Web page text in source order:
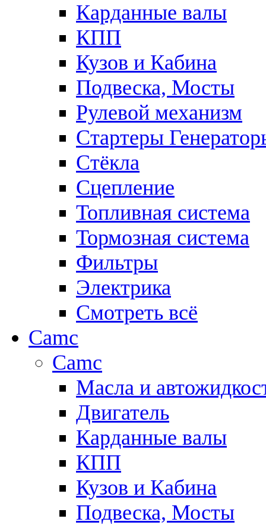
Карданные валы
КПП
Кузов и Кабина
Подвеска, Мосты
Рулевой механизм
Стартеры
Стёкла
Сцепление
Топливная система
Тормозная система
Фильтры
Электрика
Смотреть всё
Camc
Camc
Масла и
Двигатель
Карданные валы
КПП
Кузов и Кабина
Подвеска, Мосты